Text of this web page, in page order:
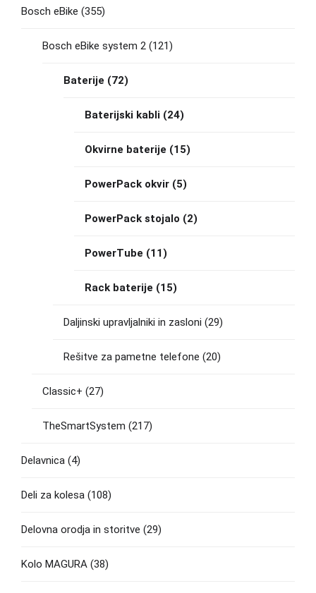
Bosch eBike (355)
Bosch eBike system 2 (121)
Baterije (72)
Baterijski kabli (24)
Okvirne baterije (15)
PowerPack okvir (5)
PowerPack stojalo (2)
PowerTube (11)
Rack baterije (15)
Daljinski upravljalniki in zasloni (29)
Rešitve za pametne telefone (20)
Classic+ (27)
TheSmartSystem (217)
Delavnica (4)
Deli za kolesa (108)
Delovna orodja in storitve (29)
Kolo MAGURA (38)